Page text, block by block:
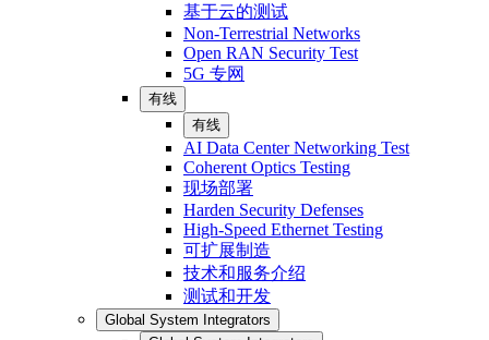
基于云的测试
Non-Terrestrial Networks
Open RAN Security Test
5G 专网
有线
有线
AI Data Center Networking Test
Coherent Optics Testing
现场部署
Harden Security Defenses
High-Speed Ethernet Testing
可扩展制造
技术和服务介绍
测试和开发
Global System Integrators